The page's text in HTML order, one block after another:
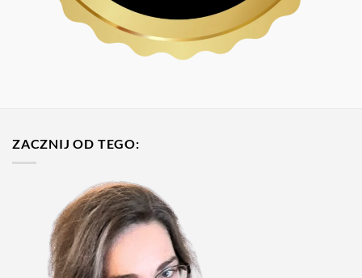
ZACZNIJ OD TEGO: